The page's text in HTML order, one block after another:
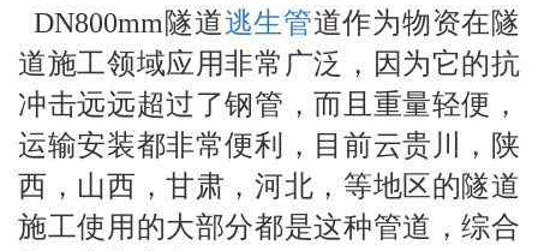
DN800mm隧道逃生管道作为物资在隧
道施工领域应用非常广泛，因为它的抗
冲击远远超过了钢管，而且重量轻便，
运输安装都非常便利，目前云贵川，陕
西，山西，甘肃，河北，等地区的隧道
施工使用的大部分都是这种管道，综合